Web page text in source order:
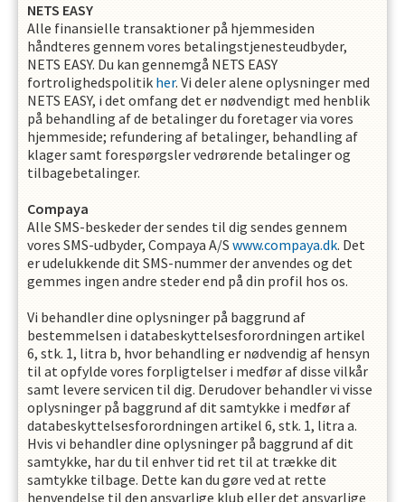
NETS EASY
Alle finansielle transaktioner på hjemmesiden
håndteres gennem vores betalingstjenesteudbyder,
NETS EASY. Du kan gennemgå NETS EASY
fortrolighedspolitik her. Vi deler alene oplysninger med
NETS EASY, i det omfang det er nødvendigt med henblik
på behandling af de betalinger du foretager via vores
hjemmeside; refundering af betalinger, behandling af
klager samt forespørgsler vedrørende betalinger og
tilbagebetalinger.
Compaya
Alle SMS-beskeder der sendes til dig sendes gennem
vores SMS-udbyder, Compaya A/S www.compaya.dk. Det
er udelukkende dit SMS-nummer der anvendes og det
gemmes ingen andre steder end på din profil hos os.
Vi behandler dine oplysninger på baggrund af
bestemmelsen i databeskyttelsesforordningen artikel
6, stk. 1, litra b, hvor behandling er nødvendig af hensyn
til at opfylde vores forpligtelser i medfør af disse vilkår
samt levere servicen til dig. Derudover behandler vi visse
oplysninger på baggrund af dit samtykke i medfør af
databeskyttelsesforordningen artikel 6, stk. 1, litra a.
Hvis vi behandler dine oplysninger på baggrund af dit
samtykke, har du til enhver tid ret til at trække dit
samtykke tilbage. Dette kan du gøre ved at rette
henvendelse til den ansvarlige klub eller det ansvarlige